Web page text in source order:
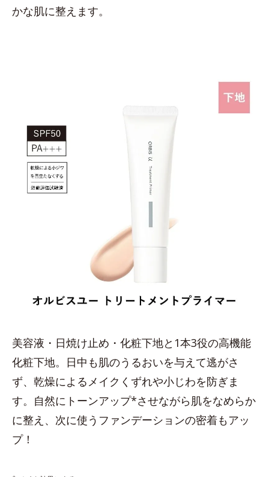
かな肌に整えます。
美容液・日焼け止め・化粧下地と1本3役の高機能
化粧下地。日中も肌のうるおいを与えて逃がさ
ず、乾燥によるメイクくずれや小じわを防ぎま
す。自然にトーンアップ*させながら肌をなめらか
に整え、次に使うファンデーションの密着もアッ
プ！